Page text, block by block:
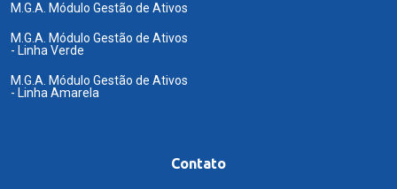
M.G.A. Módulo Gestão de Ativos
M.G.A. Módulo Gestão de Ativos
- Linha Verde
M.G.A. Módulo Gestão de Ativos
- Linha Amarela
Contato